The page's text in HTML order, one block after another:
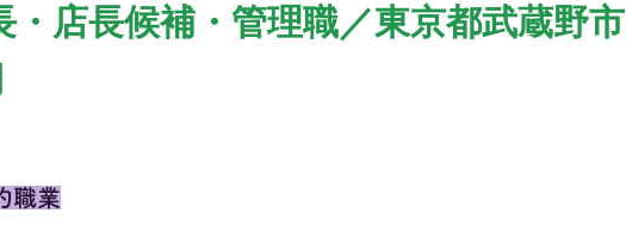
・店長候補・管理職／東京都武蔵野
職業